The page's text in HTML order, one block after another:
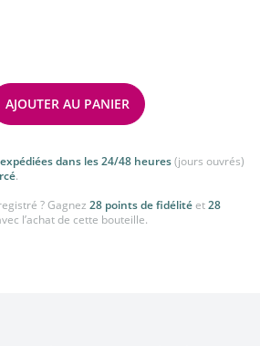
AJOUTER AU PANIER
expédiées dans les 24/48 heures(jours ouvrés)
.
? Gagnez 28 points de fidélité et28
l’achat de cette bouteille.